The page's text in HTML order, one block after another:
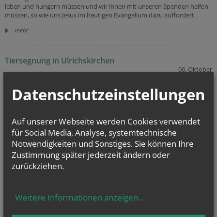
leben und hungern müssen und wir ihnen mit unseren Spenden helfen
müssen, so wie uns Jesus im heutigen Evangelium dazu auffordert.
mehr
Tiersegnung in Ulrichskirchen
06. Oktober
Datenschutzeinstellungen
Auf unserer Webseite werden Cookies verwendet
für Social Media, Analyse, systemtechnische
Notwendigkeiten und Sonstiges. Sie können Ihre
Zustimmung später jederzeit ändern oder
zurückziehen.
Weitere Informationen anzeigen...